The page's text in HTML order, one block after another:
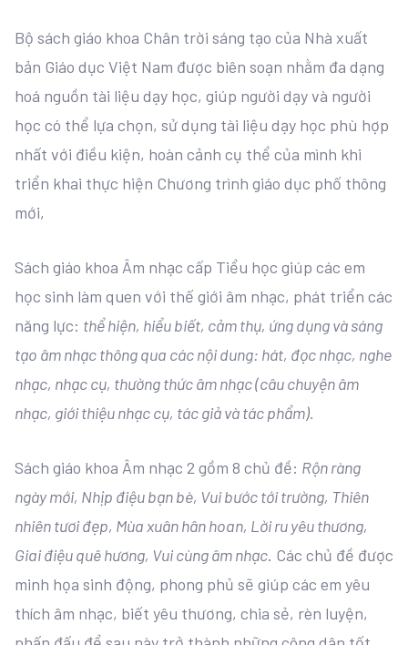
Bộ sách giáo khoa Chân trời sáng tạo của Nhà xuất
bản Giáo dục Việt Nam được biên soạn nhằm đa dạng
hoá nguồn tài liệu dạy học, giúp người dạy và người
học có thể lựa chọn, sử dụng tài liệu dạy học phù hợp
nhất với điều kiện, hoàn cảnh cụ thể của mình khi
triển khai thực hiện Chương trình giáo dục phố thông
mới,
Sách giáo khoa Âm nhạc cấp Tiểu học giúp các em
học sinh làm quen với thế giới âm nhạc, phát triển các
năng lực: thể hiện, hiểu biết, cảm thụ, ứng dụng và sáng
tạo âm nhạc thông qua các nội dung: hát, đọc nhạc, nghe
nhạc, nhạc cụ, thường thức âm nhạc (câu chuyện âm
nhạc, giới thiệu nhạc cụ, tác giả và tác phẩm).
Sách giáo khoa Âm nhạc 2 gồm 8 chủ đề: Rộn ràng
ngày mới, Nhịp điệu bạn bè, Vui bước tới trường, Thiên
nhiên tươi đẹp, Mùa xuân hân hoan, Lời ru yêu thương,
Giai điệu quê hương, Vui cùng âm nhạc. Các chủ đề được
minh họa sinh động, phong phủ sẽ giúp các em yêu
thích âm nhạc, biết yêu thương, chia sẻ, rèn luyện,